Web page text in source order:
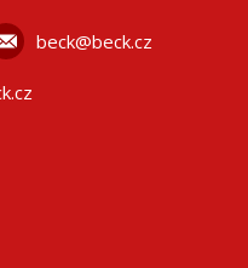
beck@beck.cz